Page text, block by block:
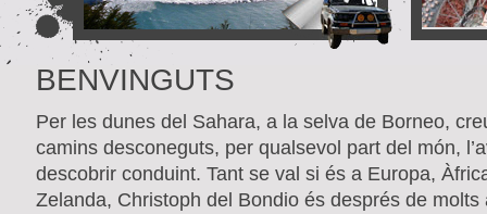
BENVINGUTS
Per les dunes del Sahara, a la selva de Borneo,
camins desconeguts, per qualsevol part del món,
descobrir conduint. Tant se val si és a Europa,
Zelanda, Christoph del Bondio és després de molts